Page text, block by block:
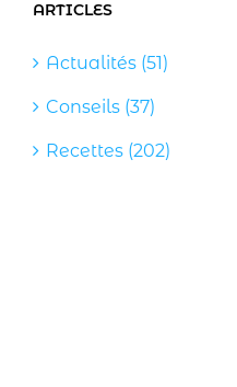
ARTICLES
Actualités (51)
Conseils (37)
Recettes (202)